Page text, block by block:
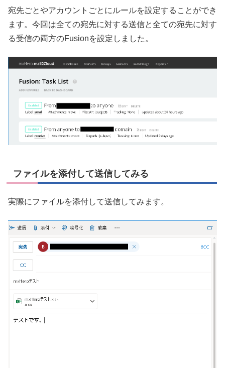
宛先ごとやアカウントごとにルールを設定することができ
ます。今回は全ての宛先に対する送信と全ての宛先に対す
る受信の両方のFusionを設定しました。
ファイルを添付して送信してみる
実際にファイルを添付して送信してみます。